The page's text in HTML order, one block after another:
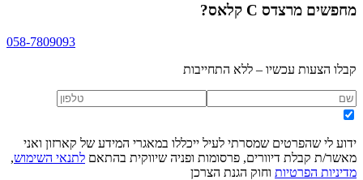
מחפשים מרצדס C קלאס ?
058-7809093
קבלו הצעות עכשיו – ללא התחייבות
ידוע לי שהפרטים שמסרתי לעיל ייכללו במאגרי המידע של קארזון ואני
מאשר/ת קבלת דיוורים, פרסומות ופניה שיווקית בהתאם לתנאי השימוש,
מדיניות הפרטיות וחוק הגנת הצרכן